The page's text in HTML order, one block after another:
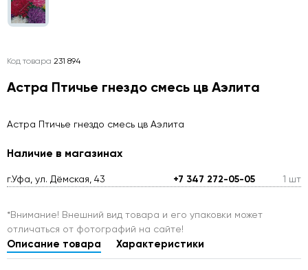
Код товара 231 894
Астра Птичье гнездо смесь цв Аэлита
Астра Птичье гнездо смесь цв Аэлита
Наличие в магазинах
г.Уфа, ул. Дёмская, 43 +7 347 272-05-05 1 шт
*Внимание! Внешний вид товара и его упаковки может
отличаться от фотографий на сайте!
Описание товара Характеристики